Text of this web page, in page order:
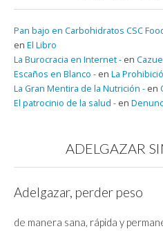
Pan bajo en Carbohidratos CSC
en El Libro
La Burocracia en Internet - en
Escaños en Blanco - en La
La Gran Mentira de la Nutrición - en
El patrocinio de la salud - en
ADELGAZAR
Adelgazar, perder peso
de manera sana, rápida y